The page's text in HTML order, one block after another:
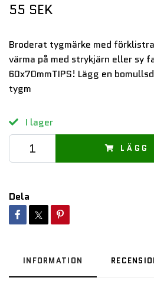
55 SEK
Broderat tygmärke med
värma på med strykjärn eller sy
60x70mmTIPS! Lägg en
tygm
I lager
LÄGG
Dela
INFORMATION